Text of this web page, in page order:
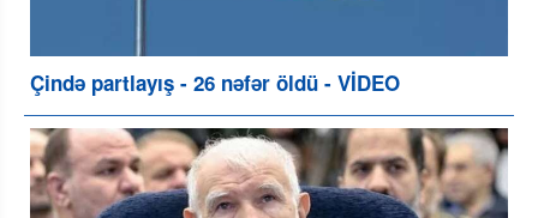
Çində partlayış - 26 nəfər öldü - VİDEO